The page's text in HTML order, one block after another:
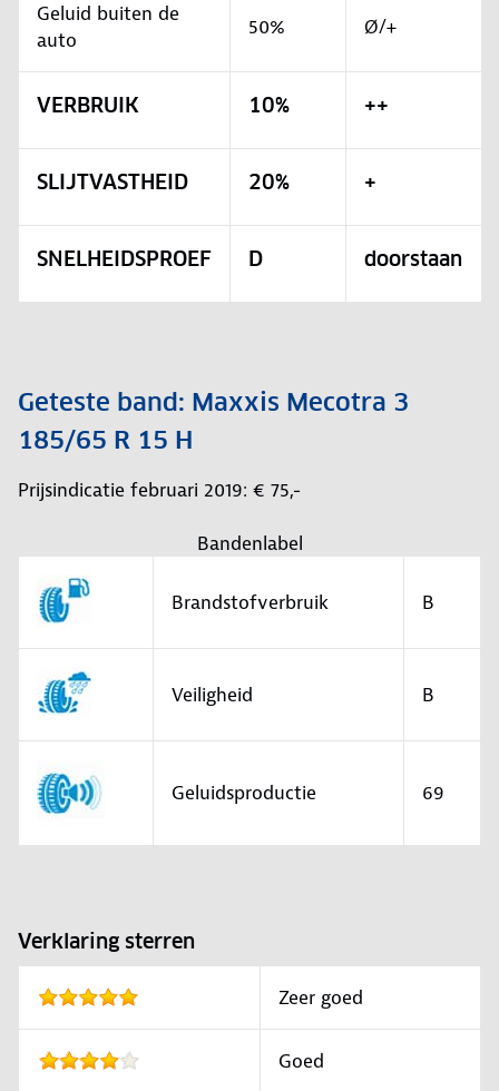
Geluid buiten de
auto
50% Ø/+
VERBRUIK 10% ++
SLIJTVASTHEID 20% +
SNELHEIDSPROEF D doorstaan
Geteste band: Maxxis Mecotra 3
185/65 R 15 H
Prijsindicatie februari 2019: € 75,-
Bandenlabel
Brandstofverbruik B
Veiligheid B
Geluidsproductie 69
Verklaring sterren
Zeer goed
Goed